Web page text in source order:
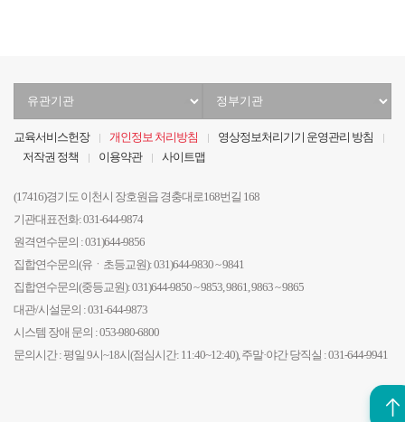
교육서비스헌장 개인정보 처리방침
영상정보처리기기 운영관리 방침
저작권 정책
이용약관 사이트맵
(17416)경기도 이천시 장호원읍 경충대로168번길 168
기관대표전화: 031-644-9874
원격연수문의 : 031)644-9856
집합연수문의(유ㆍ초등교원): 031)644-9830 ~ 9841
집합연수문의(중등교원): 031)644-9850 ~ 9853, 9861, 9863 ~ 9865
대관/시설문의 : 031-644-9873
시스템 장애 문의 : 053-980-6800
문의시간 : 평일 9시~18시(점심시간: 11:40~12:40), 주말·야간 당직실 : 031-644-9941
관
선
관
선